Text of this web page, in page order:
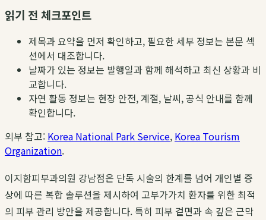
읽기 전 체크포인트
제목과 요약을 먼저 확인하고, 필요한 세부 정보는 본문 섹
션에서 대조합니다.
날짜가 있는 정보는 발행일과 함께 해석하고 최신 상황과 비
교합니다.
자연 활동 정보는 현장 안전, 계절, 날씨, 공식 안내를 함께
확인합니다.
외부 참고: Korea National Park Service, Korea Tourism
Organization.
이지함피부과의원 강남점은 단독 시술의 한계를 넘어 개인별 증
상에 따른 복합 솔루션을 제시하여 고부가가치 환자를 위한 최적
의 피부 관리 방안을 제공합니다. 특히 피부 겉면과 속 깊은 근막